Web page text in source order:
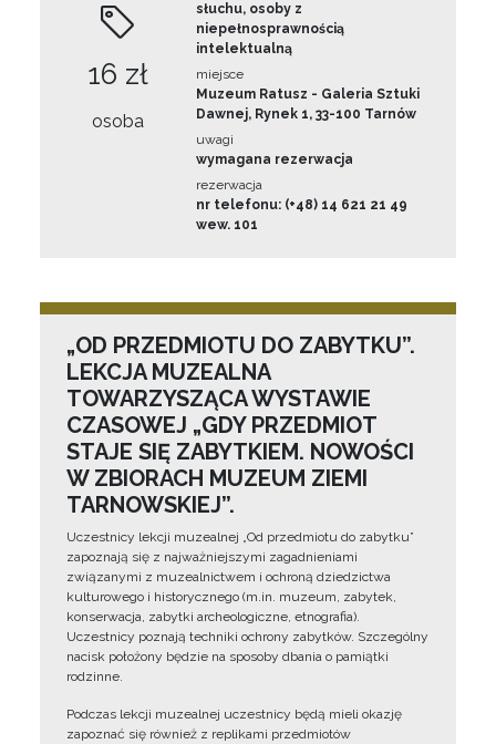
16 zł
osoba
słuchu, osoby z
niepełnosprawnością
intelektualną
miejsce
Muzeum Ratusz - Galeria Sztuki
Dawnej, Rynek 1, 33-100 Tarnów
uwagi
wymagana rezerwacja
rezerwacja
nr telefonu: (+48) 14 621 21 49
wew. 101
„OD PRZEDMIOTU DO ZABYTKU”.
LEKCJA MUZEALNA
TOWARZYSZĄCA WYSTAWIE
CZASOWEJ „GDY PRZEDMIOT
STAJE SIĘ ZABYTKIEM. NOWOŚCI
W ZBIORACH MUZEUM ZIEMI
TARNOWSKIEJ”.
Uczestnicy lekcji muzealnej „Od przedmiotu do zabytku”
zapoznają się z najważniejszymi zagadnieniami
związanymi z muzealnictwem i ochroną dziedzictwa
kulturowego i historycznego (m.in. muzeum, zabytek,
konserwacja, zabytki archeologiczne, etnografia).
Uczestnicy poznają techniki ochrony zabytków. Szczególny
nacisk położony będzie na sposoby dbania o pamiątki
rodzinne.
Podczas lekcji muzealnej uczestnicy będą mieli okazję
zapoznać się również z replikami przedmiotów